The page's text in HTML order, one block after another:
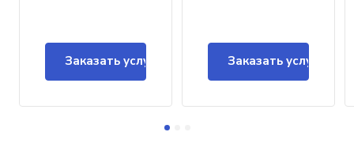
Заказать услугу Заказать услугу